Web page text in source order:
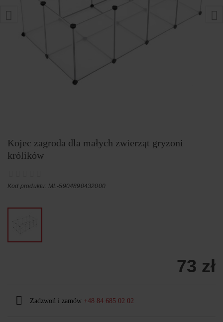
Kojec zagroda dla małych zwierząt gryzoni
królików
Kod produktu: ML-5904890432000
73 zł
Zadzwoń i zamów +48 84 685 02 02